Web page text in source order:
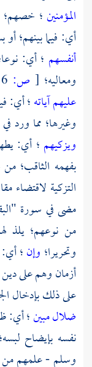
المؤمنين؛ خصهم؛
أي: فيما بينهم؛
أنفسهم ؛ أي:
ومعاليه؛ [ ص:
عليهم آياته؛ أي:
وغيرها؛ مما ورد في
ويزكيهم ؛ أي:
بفهمه الثاقب؛
التزكية لاقتضاء
مضى في سورة
من نوعهم؛ يلذ
وتحريرا؛ وإن؛
أزمان وهم على
على ذلك بإدخال
ضلال مبين؛ أي:
نفسه بإيضاح
وسلم - علمهم من